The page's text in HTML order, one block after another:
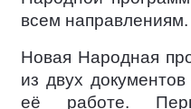
всем направлениям.
Новая Народная
из двух
её работе.